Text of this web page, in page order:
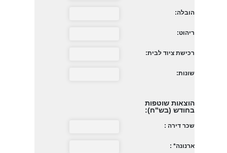
הובלה:
ריהוט:
רכישת ציוד לבית:
שונות:
הוצאות שוטפות
בחודש (בש"ח):
שכר דירה :
ארנונה* :